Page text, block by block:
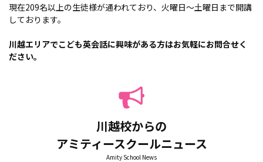
現在209名以上の生徒様が通われており、火曜日～土曜日まで開講
しております。
川越エリアでこども英会話に興味がある方はお気軽にお問合せく
ださい。
川越校からの
アミティースクールニュース
Amity School News